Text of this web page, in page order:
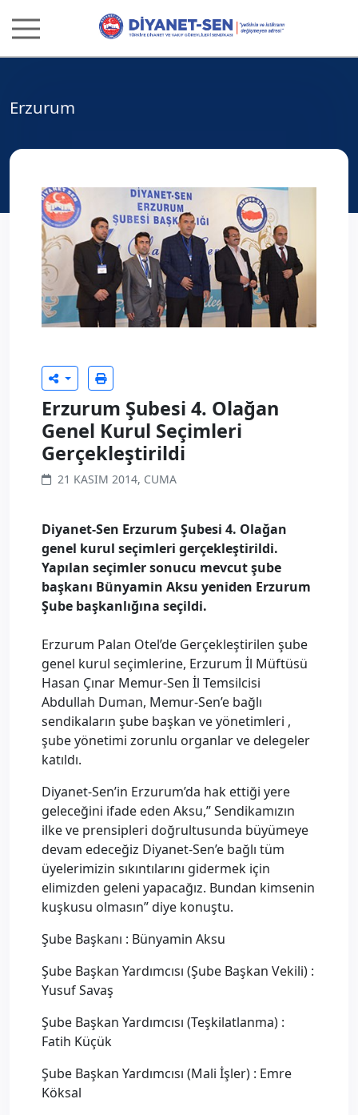
Erzurum
Erzurum Şubesi 4. Olağan
Genel Kurul Seçimleri
Gerçekleştirildi
21 KASIM 2014, CUMA
Diyanet-Sen Erzurum Şubesi 4. Olağan
genel kurul seçimleri gerçekleştirildi.
Yapılan seçimler sonucu mevcut şube
başkanı Bünyamin Aksu yeniden Erzurum
Şube başkanlığına seçildi.
Erzurum Palan Otel’de Gerçekleştirilen şube
genel kurul seçimlerine, Erzurum İl Müftüsü
Hasan Çınar Memur-Sen İl Temsilcisi
Abdullah Duman, Memur-Sen’e bağlı
sendikaların şube başkan ve yönetimleri ,
şube yönetimi zorunlu organlar ve delegeler
katıldı.
Diyanet-Sen’in Erzurum’da hak ettiği yere
geleceğini ifade eden Aksu,” Sendikamızın
ilke ve prensipleri doğrultusunda büyümeye
devam edeceğiz Diyanet-Sen’e bağlı tüm
üyelerimizin sıkıntılarını gidermek için
elimizden geleni yapacağız. Bundan kimsenin
kuşkusu olmasın” diye konuştu.
Şube Başkanı : Bünyamin Aksu
Şube Başkan Yardımcısı (Şube Başkan Vekili) :
Yusuf Savaş
Şube Başkan Yardımcısı (Teşkilatlanma) :
Fatih Küçük
Şube Başkan Yardımcısı (Mali İşler) : Emre
Köksal